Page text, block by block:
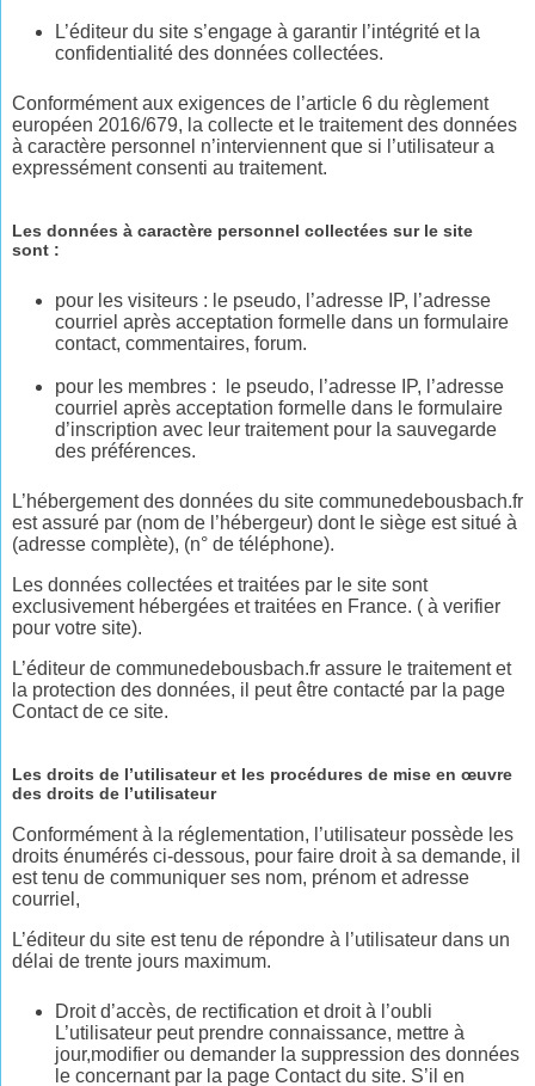
L’éditeur du site s’engage à garantir l’intégrité et la
confidentialité des données collectées.
Conformément aux exigences de l’article 6 du règlement
européen 2016/679, la collecte et le traitement des données
à caractère personnel n’interviennent que si l’utilisateur a
expressément consenti au traitement.
Les données à caractère personnel collectées sur le site
sont :
pour les visiteurs : le pseudo, l’adresse IP, l’adresse
courriel après acceptation formelle dans un formulaire
contact, commentaires, forum.
pour les membres : le pseudo, l’adresse IP, l’adresse
courriel après acceptation formelle dans le formulaire
d’inscription avec leur traitement pour la sauvegarde
des préférences.
L’hébergement des données du site communedebousbach.fr
est assuré par (nom de l’hébergeur) dont le siège est situé à
(adresse complète), (n° de téléphone).
Les données collectées et traitées par le site sont
exclusivement hébergées et traitées en France. ( à verifier
pour votre site).
L’éditeur de communedebousbach.fr assure le traitement et
la protection des données, il peut être contacté par la page
Contact de ce site.
Les droits de l’utilisateur et les procédures de mise en œuvre
des droits de l’utilisateur
Conformément à la réglementation, l’utilisateur possède les
droits énumérés ci-dessous, pour faire droit à sa demande, il
est tenu de communiquer ses nom, prénom et adresse
courriel,
L’éditeur du site est tenu de répondre à l’utilisateur dans un
délai de trente jours maximum.
Droit d’accès, de rectification et droit à l’oubli
L’utilisateur peut prendre connaissance, mettre à
jour,modifier ou demander la suppression des données
le concernant par la page Contact du site. S’il en